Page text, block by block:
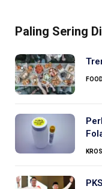
Paling Sering
FOOD